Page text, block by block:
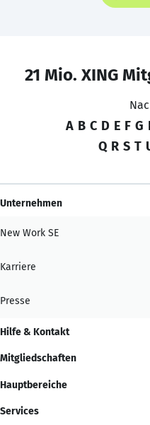
21 Mio. XING
A B C D E F G
Q R S T
Unternehmen
New Work SE
Karriere
Presse
Hilfe & Kontakt
Mitgliedschaften
Hauptbereiche
Services